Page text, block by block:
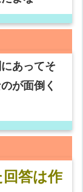
あってそ
が面倒く
答は作